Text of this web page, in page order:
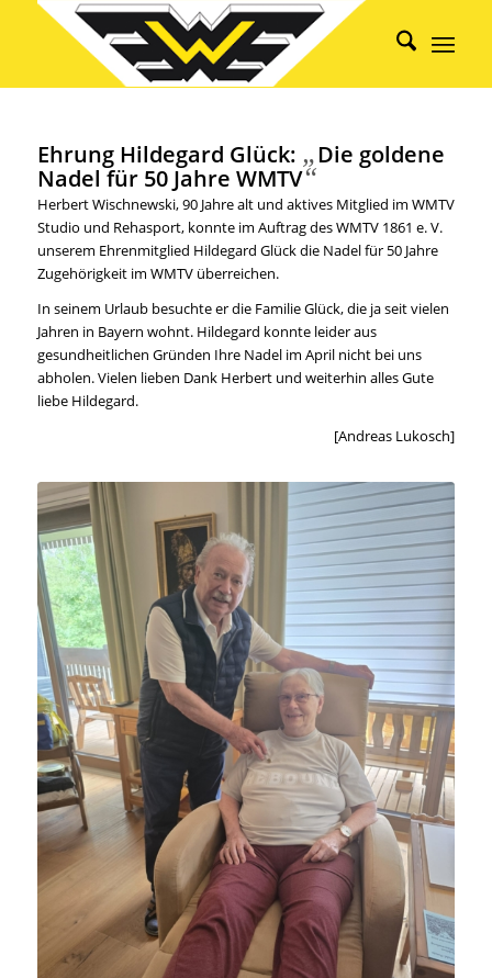
Ehrung Hildegard Glück: „Die goldene
Nadel für 50 Jahre WMTV“
Herbert Wischnewski, 90 Jahre alt und aktives Mitglied im WMTV
Studio und Rehasport, konnte im Auftrag des WMTV 1861 e. V.
unserem Ehrenmitglied Hildegard Glück die Nadel für 50 Jahre
Zugehörigkeit im WMTV überreichen.
In seinem Urlaub besuchte er die Familie Glück, die ja seit vielen
Jahren in Bayern wohnt. Hildegard konnte leider aus
gesundheitlichen Gründen Ihre Nadel im April nicht bei uns
abholen. Vielen lieben Dank Herbert und weiterhin alles Gute
liebe Hildegard.
[Andreas Lukosch]